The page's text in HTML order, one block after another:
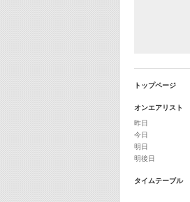
トップページ
オンエアリスト
昨日
今日
明日
明後日
タイムテーブル